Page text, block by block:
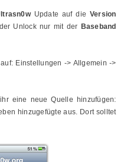
Update auf die Version
Unlock nur mit der Baseband
Einstellungen -> Allgemein ->
eine neue Quelle hinzufügen:
hinzugefügte aus. Dort solltet